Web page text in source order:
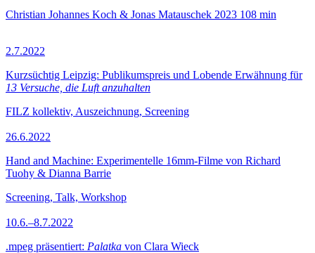
Christian Johannes Koch & Jonas Matauschek 2023 108 min
2.7.2022
Kurzsüchtig Leipzig: Publikumspreis und Lobende Erwähnung für
13 Versuche, die Luft anzuhalten
FILZ kollektiv, Auszeichnung, Screening
26.6.2022
Hand and Machine: Experimentelle 16mm-Filme von Richard
Tuohy & Dianna Barrie
Screening, Talk, Workshop
10.6.–8.7.2022
.mpeg präsentiert: Palatka von Clara Wieck